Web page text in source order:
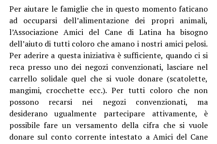
Per aiutare le famiglie che in questo momento faticano
ad occuparsi dell’alimentazione dei propri animali,
l’Associazione Amici del Cane di Latina ha bisogno
dell’aiuto di tutti coloro che amano i nostri amici pelosi.
Per aderire a questa iniziativa è sufficiente, quando ci si
reca presso uno dei negozi convenzionati, lasciare nel
carrello solidale quel che si vuole donare (scatolette,
mangimi, crocchette ecc.). Per tutti coloro che non
possono recarsi nei negozi convenzionati, ma
desiderano ugualmente partecipare attivamente, è
possibile fare un versamento della cifra che si vuole
donare sul conto corrente intestato a Amici del Cane